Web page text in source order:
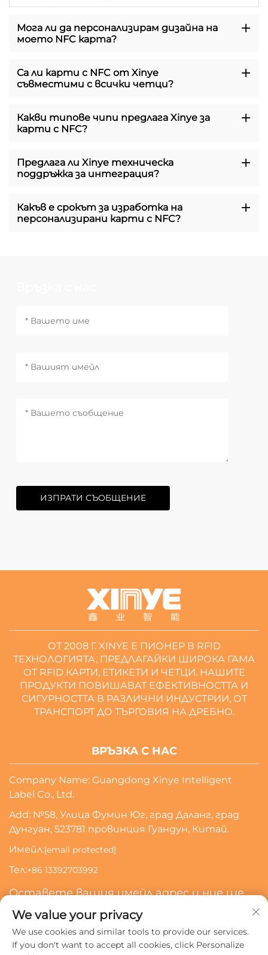
Мога ли да персонализирам дизайна на
моето NFC карта?
Са ли карти с NFC от Xinye
съвместими с всички четци?
Какви типове чипи предлага Xinye за
карти с NFC?
Предлага ли Xinye техническа
поддръжка за интеграция?
Какъв е срокът за изработка на
персонализирани карти с NFC?
ИЗПРАТИ СЪОБЩЕНИЕ
ОТ 2008 Г. XINYE Е ПИОНЕР В RFID
ТЕХНОЛОГИЯТА, ПРЕДЛАГАЙКИ ШИРОКА ГАМА
ОТ RFID КАРТИ, ЕТИКЕТИ И ЧЕТЦИ. НАШИТЕ
ПРОДУКТИ ПОВИШАВАТ ЕФЕКТИВНОСТТА И
СИГУРНОСТТА В РАЗЛИЧНИ ИНДУСТРИИ, ОТ
ТРАНСПОРТ ДО ТЪРГОВИЯ НА ДРЕБНО.
ВРЪЗКА С НАС
Company Name: Guangdong Xinye Intelligent
Label Co., Ltd.
Add: №58, Улица Фумин Юг, град Даланг, град
Дунгуан, 523781 провинция Гуандун, Китай.
Имейл:[email protected]
Тел:+86 13392703992
Оставете вашия имейл адрес и ние ще
се свържем с вас
Абонирай Се
We value your privacy
We use cookies and similar tools to provide our services.
If you don't want to accept all cookies, click Personalize